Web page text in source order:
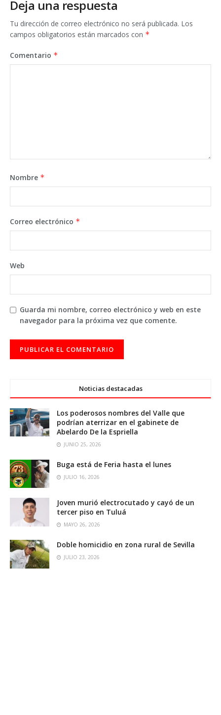
Deja una respuesta
Tu dirección de correo electrónico no será publicada. Los
campos obligatorios están marcados con *
Comentario *
Nombre *
Correo electrónico *
Web
Guarda mi nombre, correo electrónico y web en este
navegador para la próxima vez que comente.
Noticias destacadas
Los poderosos nombres del Valle que
podrían aterrizar en el gabinete de
Abelardo De la Espriella
JUNIO 25, 2026
Buga está de Feria hasta el lunes
JULIO 16, 2026
Joven murió electrocutado y cayó de un
tercer piso en Tuluá
MAYO 26, 2026
Doble homicidio en zona rural de Sevilla
JULIO 23, 2026